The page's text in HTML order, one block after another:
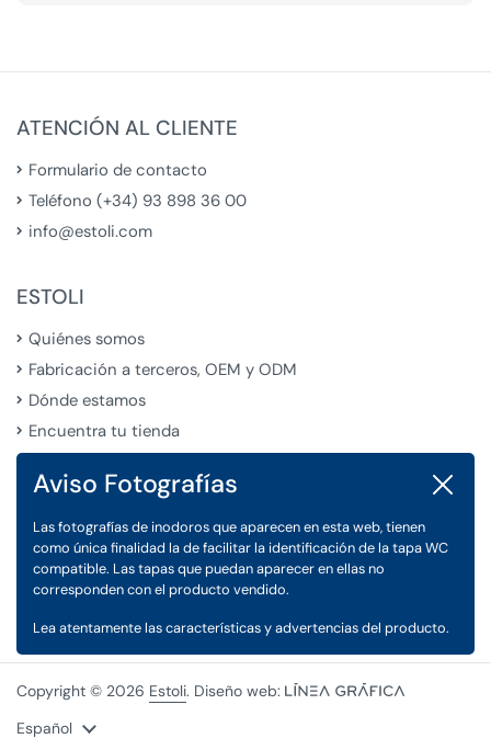
ATENCIÓN AL CLIENTE
Formulario de contacto
Teléfono (+34) 93 898 36 00
info@estoli.com
ESTOLI
Quiénes somos
Fabricación a terceros, OEM y ODM
Dónde estamos
Encuentra tu tienda
LEGAL
Condiciones Generales de Venta
Aviso Legal
Política de Privacidad y Cookies
Copyright © 2026 Estoli. Diseño web:
Idioma
Español
Aviso Fotografías
Las fotografías de inodoros que aparecen en esta web, tienen
como única finalidad la de facilitar la identificación de la tapa WC
compatible. Las tapas que puedan aparecer en ellas no
corresponden con el producto vendido.
Lea atentamente las características y advertencias del producto.
Cerrar